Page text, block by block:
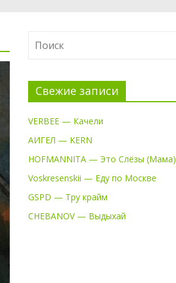
Свежие записи
VERBEE — Качели
АИГЕЛ — KERN
HOFMANNITA — Это Слёзы (Мама)
Voskresenskii — Еду по Москве
GSPD — Тру крайм
CHEBANOV — Выдыхай